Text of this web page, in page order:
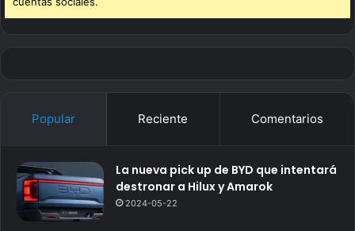
Popular Reciente Comentarios
La nueva pick up de BYD que intentará
destronar a Hilux y Amarok
2024-05-22